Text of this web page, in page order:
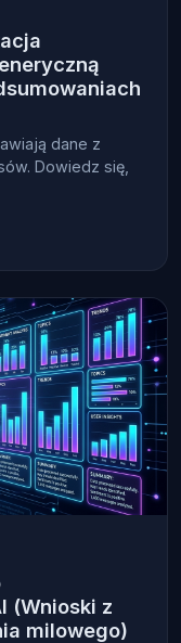
dane z
Dowiedz się,
(Wnioski z
milowego)